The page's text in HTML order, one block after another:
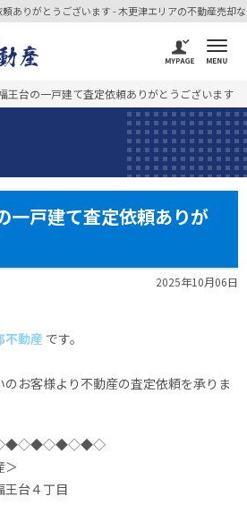
ありがとうございます - 木更津エリアの不動産売却
王台の一戸建て査定依頼ありがとうございます
一戸建て査定依頼ありが
2025年10月06日
不動産 です。
お客様より不動産の査定依頼を承りま
＞
王台４丁目